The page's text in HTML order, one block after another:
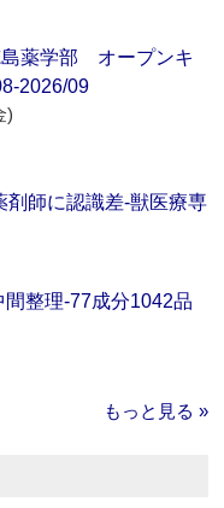
薬学部 オープンキ
2026/09
)
剤師に認識差‐獣医療専
整理‐77成分1042品
もっと見る »